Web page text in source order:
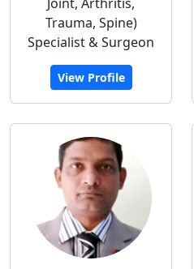
Trauma, Spine)
Specialist & Surgeon
View Profile